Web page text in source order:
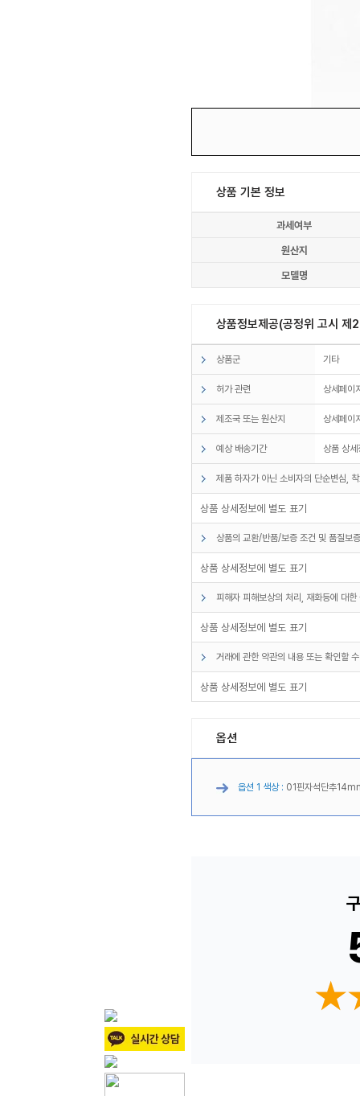
상품 기본 정보
과세여부
원산지
모델명
상품정보제공(공정위 고시
상품군 기타
허가 관련 상세페이
제조국 또는 원산지 상세페이
예상 배송기간 상품 상
제품 하자가 아닌 소비자의 단순변심,
상품 상세정보에 별도 표기
상품의 교환/반품/보증 조건 및 품질보
상품 상세정보에 별도 표기
피해자 피해보상의 처리, 재화등에 대
상품 상세정보에 별도 표기
거래에 관한 약관의 내용 또는 확인할
상품 상세정보에 별도 표기
옵션
옵션 1 색상 : 01핀자석단추